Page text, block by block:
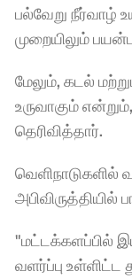
பல்வேறு நீர்வாழ்
முறையிலும்
மேலும், கடல்
உருவாகும்
தெரிவித்தார்.
வெளிநாடுகளில்
"மட்டக்களப்பில்
வளர்ப்பு